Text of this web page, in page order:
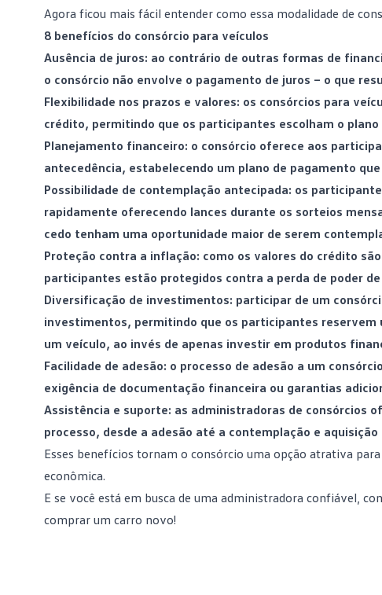
Agora ficou mais fácil entender como essa modalidade de
8 benefícios do consórcio para veículos
Ausência de juros: ao contrário de outras formas de
o consórcio não envolve o pagamento de juros – o que
Flexibilidade nos prazos e valores: os consórcios para
crédito, permitindo que os participantes escolham o
Planejamento financeiro: o consórcio oferece aos
antecedência, estabelecendo um plano de pagamento
Possibilidade de contemplação antecipada: os
rapidamente oferecendo lances durante os sorteios
cedo tenham uma oportunidade maior de serem
Proteção contra a inflação: como os valores do crédito
participantes estão protegidos contra a perda de poder
Diversificação de investimentos: participar de um
investimentos, permitindo que os participantes
um veículo, ao invés de apenas investir em produtos
Facilidade de adesão: o processo de adesão a um
exigência de documentação financeira ou garantias
Assistência e suporte: as administradoras de consórcios
processo, desde a adesão até a contemplação e
Esses benefícios tornam o consórcio uma opção atrativa
econômica.
E se você está em busca de uma administradora confiável,
comprar um carro novo!